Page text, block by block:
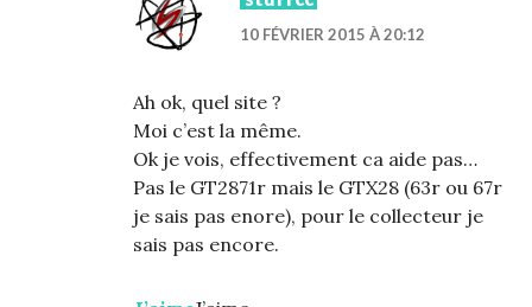
10 FÉVRIER 2015 À 20:12
Ah ok, quel site ?
Moi c’est la même.
Ok je vois, effectivement ca aide pas…
Pas le GT2871r mais le GTX28 (63r ou 67r
je sais pas enore), pour le collecteur je
sais pas encore.